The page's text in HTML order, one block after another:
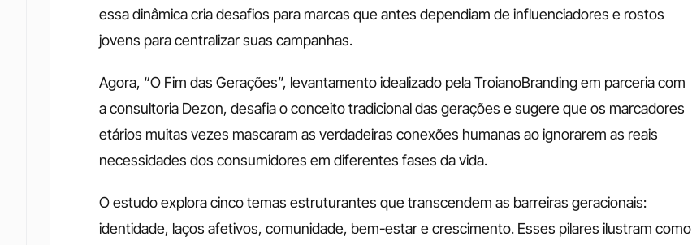
essa dinâmica cria desafios para marcas que antes dependiam de influenciadores e rostos
jovens para centralizar suas campanhas.
Agora, “O Fim das Gerações”, levantamento idealizado pela TroianoBranding em parceria com
a consultoria Dezon, desafia o conceito tradicional das gerações e sugere que os marcadores
etários muitas vezes mascaram as verdadeiras conexões humanas ao ignorarem as reais
necessidades dos consumidores em diferentes fases da vida.
O estudo explora cinco temas estruturantes que transcendem as barreiras geracionais:
identidade, laços afetivos, comunidade, bem-estar e crescimento. Esses pilares ilustram como